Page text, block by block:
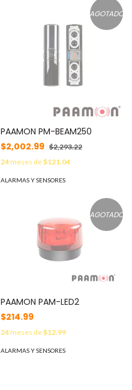
AGOTADO
PAAMON PM-BEAM250
$2,002.99 $2,293.22
24meses de$121.04
ALARMAS Y SENSORES
AGOTADO
PAAMON PAM-LED2
$214.99
24meses de$12.99
ALARMAS Y SENSORES